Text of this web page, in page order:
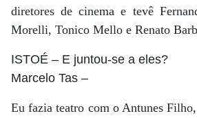
diretores de cinema e tevê
Morelli, Tonico Mello e Renato
ISTOÉ – E juntou-se a eles?
Marcelo Tas –
Eu fazia teatro com o Antunes